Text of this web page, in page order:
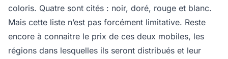
coloris. Quatre sont cités : noir, doré, rouge et blanc.
Mais cette liste n’est pas forcément limitative. Reste
encore à connaitre le prix de ces deux mobiles, les
régions dans lesquelles ils seront distribués et leur